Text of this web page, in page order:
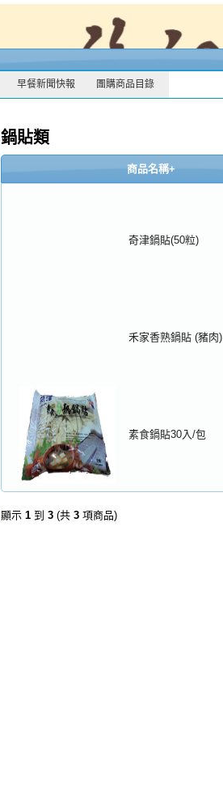
早餐新聞快報 團購商品目錄
鍋貼類
商品名稱+
奇津鍋貼(50粒)
禾家香熟鍋貼 (豬肉)
素食鍋貼30入/包
顯示 1 到 3 (共 3 項商品)